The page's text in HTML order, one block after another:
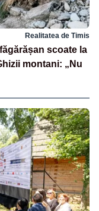
Realitatea de Timis
scoate la
montani: „Nu